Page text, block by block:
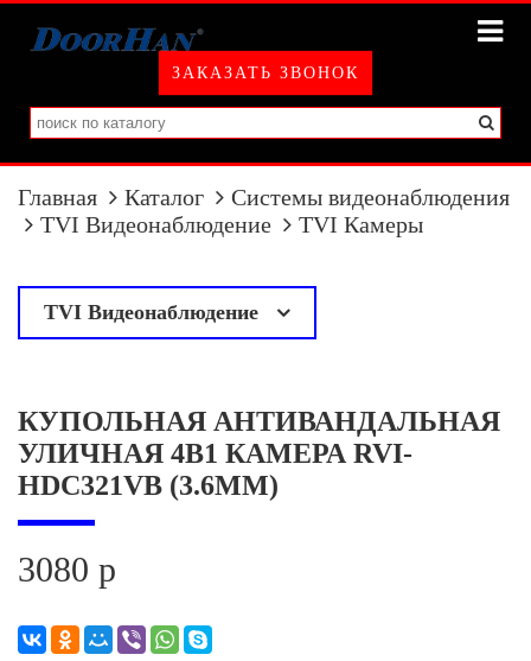
ЗАКАЗАТЬ ЗВОНОК
Главная Каталог
Системы видеонаблюдения
TVI Видеонаблюдение
TVI Камеры
TVI Видеонаблюдение
TVI Регистраторы
КУПОЛЬНАЯ АНТИВАНДАЛЬНАЯ
УЛИЧНАЯ 4В1 КАМЕРА RVI-
HDC321VB (3.6MM)
3080 р